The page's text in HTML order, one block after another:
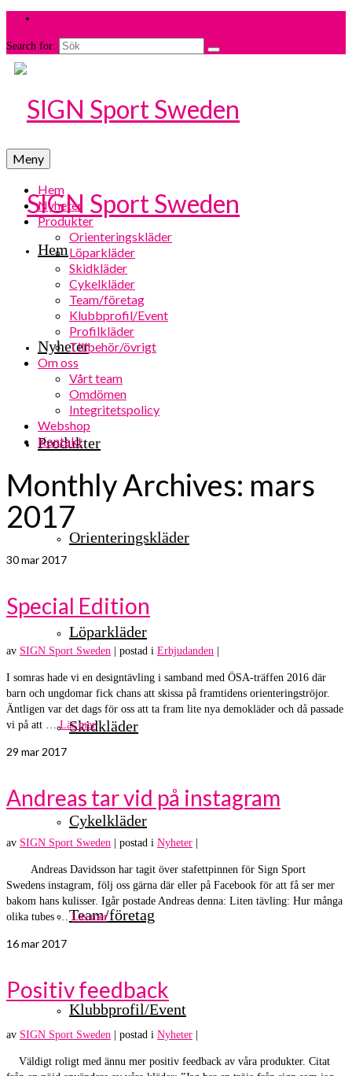
Search for:
Hem
Nyheter
Produkter
Orienteringskläder
Löparkläder
Skidkläder
Cykelkläder
Team/företag
Klubbprofil/Event
Meny
Hem
Nyheter
Produkter
Orienteringskläder
Löparkläder
Skidkläder
Cykelkläder
Team/företag
Klubbprofil/Event
Profilkläder
Tillbehör/övrigt
Om oss
Vårt team
Omdömen
Integritetspolicy
Webshop
Kontakt
Monthly Archives: mars
2017
30mar 2017
Special Edition
av SIGN Sport Sweden postad i Erbjudanden
I somras hade vi en designtävling i samband med ÖSA-träffen 2016 där
barn och ungdomar fick chans att skissa på framtidens orienteringströjor.
Äntligen var det dags för oss att ta fram lite nya demokläder och då passade
vi på att …Läs mer
29 mar 2017
Andreas tar vid på instagram
av SIGN Sport Sweden postad i Nyheter
Andreas Davidsson har tagit över stafettpinnen för Sign Sport
Swedens instagram, följ oss gärna där eller på Facebook för att få ser mer
bakom hans kulisser. Igår postade Andreas denna: Liten tävling: Hur många
olika tubes … Läs mer
16mar 2017
Positiv feedback
av SIGN Sport Sweden postad i Nyheter
Väldigt roligt med ännu mer positiv feedback av våra produkter. Citat